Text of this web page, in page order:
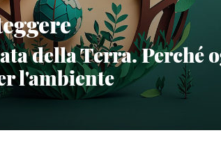
della Terra. Perché
l'ambiente